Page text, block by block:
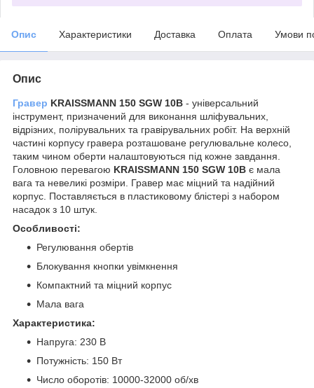
Опис Характеристики Доставка Оплата Умови
Опис
Гравер KRAISSMANN 150 SGW 10B - універсальний
інструмент, призначений для виконання шліфувальних,
відрізних, полірувальних та гравірувальних робіт. На верхній
частині корпусу гравера розташоване регулювальне колесо,
таким чином оберти налаштовуються під кожне завдання.
Головною перевагою KRAISSMANN 150 SGW 10B є мала
вага та невеликі розміри. Гравер має міцний та надійний
корпус. Поставляється в пластиковому блістері з набором
насадок з 10 штук.
Особливості:
Регулювання обертів
Блокування кнопки увімкнення
Компактний та міцний корпус
Мала вага
Характеристика:
Напруга: 230 В
Потужність: 150 Вт
Число оборотів: 10000-32000 об/хв